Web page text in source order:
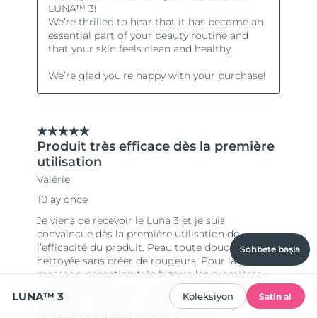
Sohbete başla
LUNA™ 3 Koleksiyon Satin al